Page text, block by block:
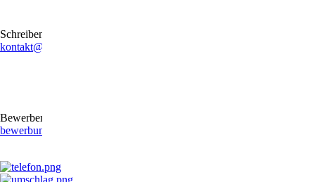
Schreiben Sie uns gerne eine E-Mail
kontakt@stb-becker-zeiler.de
Bewerben Sie sich online oder per E-Mail
bewerbung@stb-becker-zeiler.de